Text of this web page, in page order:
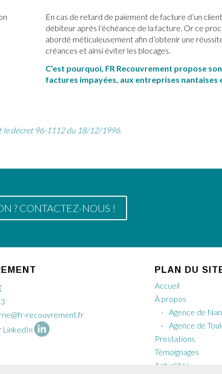
En cas de retard de paiement de facture d’un
débiteur après l’échéance de la facture. Or ce
abordé méticuleusement afin d’obtenir une
créances et ainsi éviter les blocages.
C’est pourquoi, FR Recouvrement propose
factures impayées, aux entreprises nantaises
ledécret 96-1112 du 18/12/1996.
? CONTACTEZ-NOUS !
recouvrement.fr
LinkedIn
PLAN DU
Accueil
À propos
Agence de
Agence de
Prestations
Témoignages
Actualités